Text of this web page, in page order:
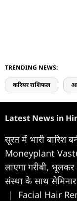
TRENDING NEWS:
करियर राशिफल
Latest News in
सूरत में भारी बारिश
Moneyplant
लाएगा गरीबी,
संस्था के साथ
|
Facial Hair